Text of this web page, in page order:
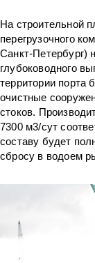
На строительной
перегрузочного
Санкт-Петербург)
глубоководного
территории порта
очистные
стоков.
7300 м3/сут
составу будет
сбросу в водоем